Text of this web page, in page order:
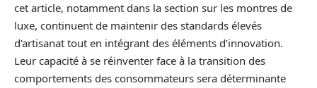
cet article, notamment dans la section sur les montres de
luxe, continuent de maintenir des standards élevés
d’artisanat tout en intégrant des éléments d’innovation.
Leur capacité à se réinventer face à la transition des
comportements des consommateurs sera déterminante